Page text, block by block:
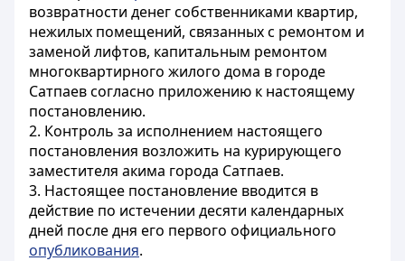
возвратности денег собственниками квартир,
нежилых помещений, связанных с ремонтом и
заменой лифтов, капитальным ремонтом
многоквартирного жилого дома в городе
Сатпаев согласно приложению к настоящему
постановлению.
2. Контроль за исполнением настоящего
постановления возложить на курирующего
заместителя акима города Сатпаев.
3. Настоящее постановление вводится в
действие по истечении десяти календарных
дней после дня его первого официального
опубликования.